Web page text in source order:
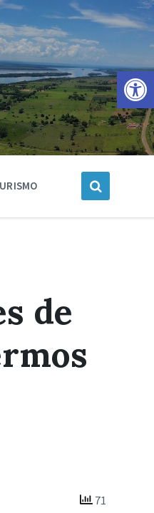
Barra de Ferramentas Aberta
de
71